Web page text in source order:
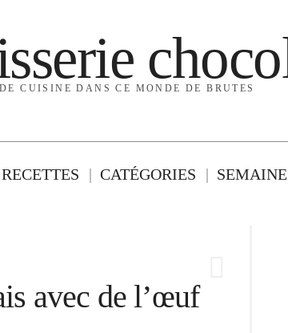
CUISINE DANS CE MONDE DE BRUTES
CATÉGORIES
avec de l’œuf